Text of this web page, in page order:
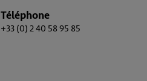
Téléphone
+33 (0) 2 40 58 95 85